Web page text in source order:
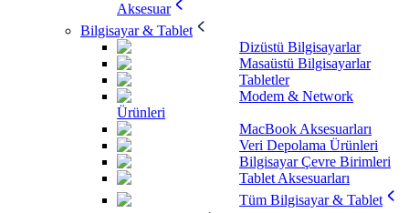
Aksesuar
Bilgisayar & Tablet
Dizüstü Bilgisayarlar
Masaüstü Bilgisayarlar
Tabletler
Modem & Network
Ürünleri
MacBook Aksesuarları
Veri Depolama Ürünleri
Bilgisayar Çevre Birimleri
Tablet Aksesuarları
Tüm Bilgisayar & Tablet